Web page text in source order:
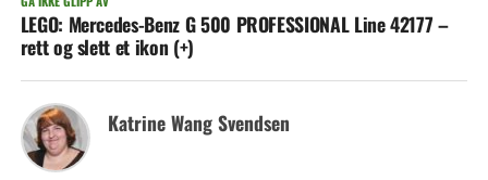
LEGO: Mercedes-Benz G 500 PROFESSIONAL Line 42177 –
rett og slett et ikon (+)
Katrine Wang Svendsen